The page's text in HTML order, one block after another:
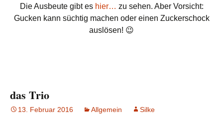
Die Ausbeute gibt es hier… zu sehen. Aber Vorsicht:
Gucken kann süchtig machen oder einen Zuckerschock
auslösen! 😉
das Trio
13. Februar 2016 Allgemein Silke